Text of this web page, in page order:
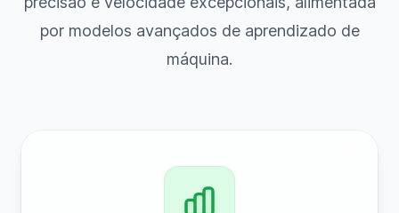
por modelos avançados de aprendizado de
máquina.